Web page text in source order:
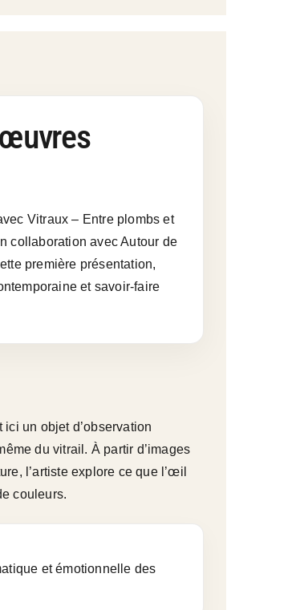
Vitraux – Entre plombs et
collaboration avec Autour de
première présentation,
et savoir-faire
un objet d’observation
du vitrail. À partir d’images
l’artiste explore ce que l’œil
couleurs.
et émotionnelle des